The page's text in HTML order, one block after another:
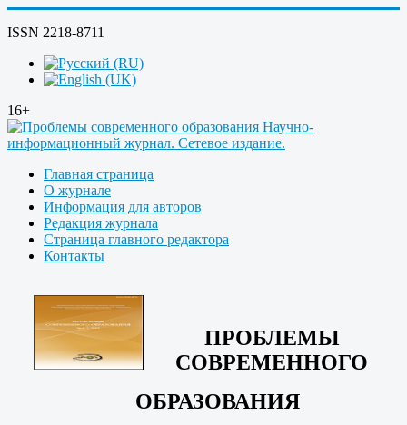
ISSN 2218-8711
16+
Главная страница
О журнале
Информация для авторов
Редакция журнала
Страница главного редактора
Контакты
ПРОБЛЕМЫ
СОВРЕМЕННОГО
ОБРАЗОВАНИЯ